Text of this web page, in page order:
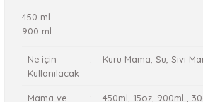
450 ml
900 ml
Ne için
Kullanılacak
: Kuru Mama, Su, Sıvı
Mama ve
: 450ml, 15oz, 900ml ,